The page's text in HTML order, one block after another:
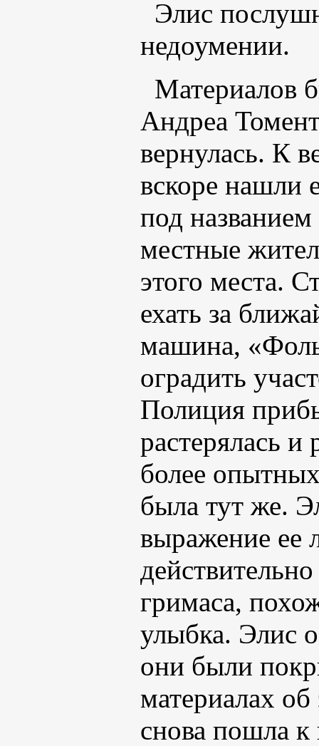
Элис
недоумении.
Материалов
Андреа
вернулась. К
вскоре нашли
под
местные
этого места.
ехать за
машина,
оградить
Полиция
растерялась
более
была тут же.
выражение ее
гримаса,
улыбка. Элис
они были
материалах
снова пошла